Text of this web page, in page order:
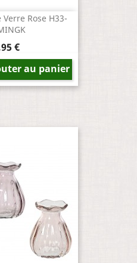
Rose H33-
€
au panier